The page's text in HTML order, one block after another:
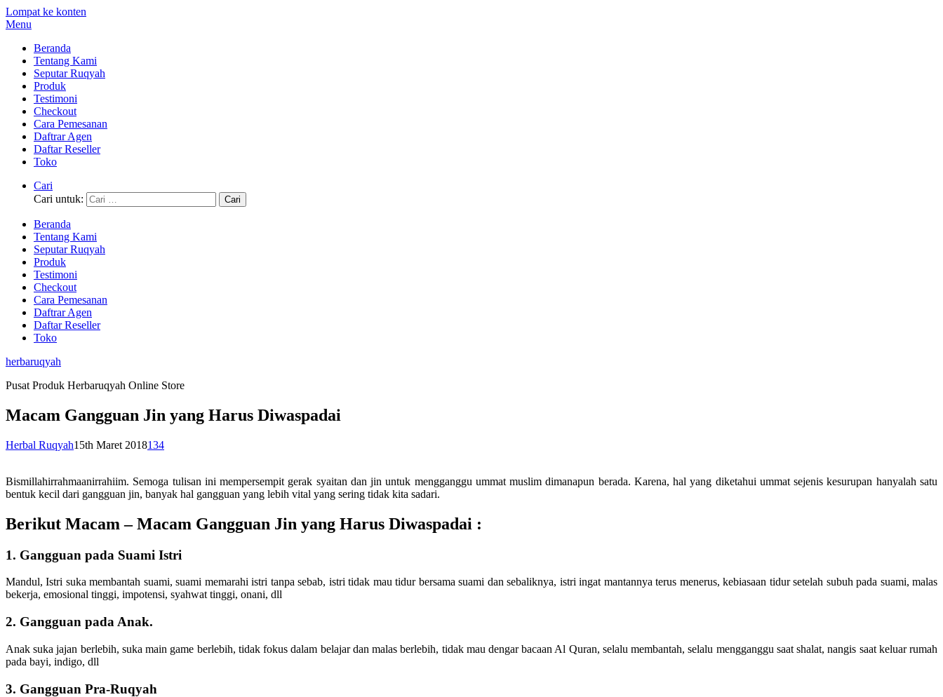
Lompat ke konten
Menu
Beranda
Tentang Kami
Seputar Ruqyah
Produk
Testimoni
Checkout
Cara Pemesanan
Daftrar Agen
Daftar Reseller
Toko
Cari
Cari untuk:
Beranda
Tentang Kami
Seputar Ruqyah
Produk
Testimoni
Checkout
Cara Pemesanan
Daftrar Agen
Daftar Reseller
Toko
herbaruqyah
Pusat Produk Herbaruqyah Online Store
Macam Gangguan Jin yang Harus Diwaspadai
Herbal Ruqyah15th Maret 2018134
Bismillahirrahmaanirrahiim. Semoga tulisan ini mempersempit gerak syaitan dan jin untuk mengganggu ummat muslim dimanapun berada. Karena, hal yang diketahui ummat sejenis kesurupan hanyalah satu
bentuk kecil dari gangguan jin, banyak hal gangguan yang lebih vital yang sering tidak kita sadari.
Berikut Macam – Macam Gangguan Jin yang Harus Diwaspadai :
1. Gangguan pada Suami Istri
Mandul, Istri suka membantah suami, suami memarahi istri tanpa sebab, istri tidak mau tidur bersama suami dan sebaliknya, istri ingat mantannya terus menerus, kebiasaan tidur setelah subuh pada suami, malas
bekerja, emosional tinggi, impotensi, syahwat tinggi, onani, dll
2. Gangguan pada Anak.
Anak suka jajan berlebih, suka main game berlebih, tidak fokus dalam belajar dan malas berlebih, tidak mau dengar bacaan Al Quran, selalu membantah, selalu mengganggu saat shalat, nangis saat keluar rumah
pada bayi, indigo, dll
3. Gangguan Pra-Ruqyah